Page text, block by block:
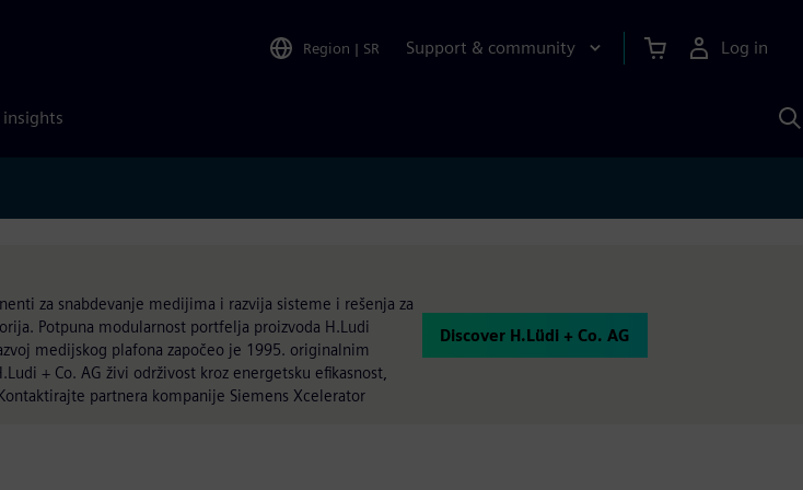
Region | SR Support & community Log in
insights
za snabdevanje medijima i razvija sisteme i rešenja za
Potpuna modularnost portfelja proizvoda H.Ludi
medijskog plafona započeo je 1995. originalnim
+ Co. AG živi održivost kroz energetsku efikasnost,
partnera kompanije Siemens Xcelerator
Discover H.Lüdi + Co. AG